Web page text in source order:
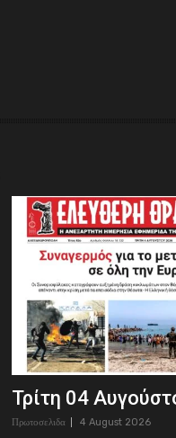
Τρίτη 04
Πρωτοσελιδα 4 August 2026